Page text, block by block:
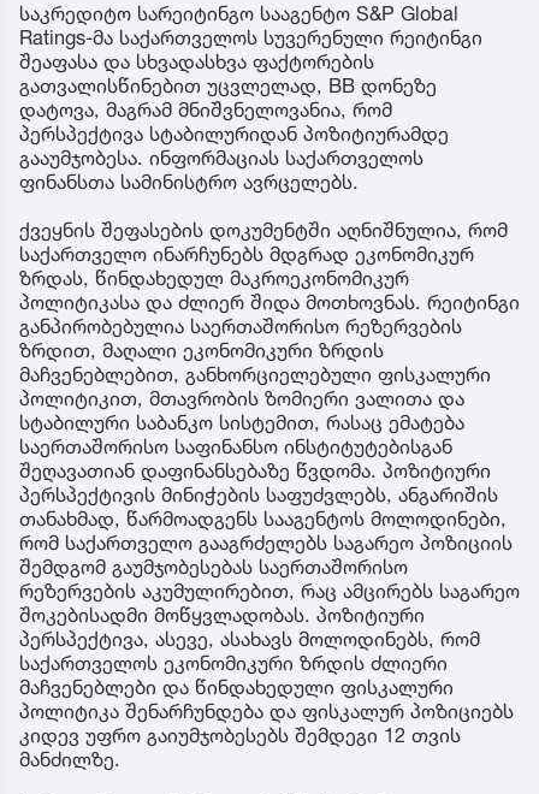
საკრედიტო სარეიტინგო სააგენტო S&P Global
Ratings-მა საქართველოს სუვერენული რეიტინგი
შეაფასა და სხვადასხვა ფაქტორების
გათვალისწინებით უცვლელად, BB დონეზე
დატოვა, მაგრამ მნიშვნელოვანია, რომ
პერსპექტივა სტაბილურიდან პოზიტიურამდე
გააუმჯობესა. ინფორმაციას საქართველოს
ფინანსთა სამინისტრო ავრცელებს.
ქვეყნის შეფასების დოკუმენტში აღნიშნულია, რომ
საქართველო ინარჩუნებს მდგრად ეკონომიკურ
ზრდას, წინდახედულ მაკროეკონომიკურ
პოლიტიკასა და ძლიერ შიდა მოთხოვნას. რეიტინგი
განპირობებულია საერთაშორისო რეზერვების
ზრდით, მაღალი ეკონომიკური ზრდის
მაჩვენებლებით, განხორციელებული ფისკალური
პოლიტიკით, მთავრობის ზომიერი ვალითა და
სტაბილური საბანკო სისტემით, რასაც ემატება
საერთაშორისო საფინანსო ინსტიტუტებისგან
შეღავათიან დაფინანსებაზე წვდომა. პოზიტიური
პერსპექტივის მინიჭების საფუძვლებს, ანგარიშის
თანახმად, წარმოადგენს სააგენტოს მოლოდინები,
რომ საქართველო გააგრძელებს საგარეო პოზიციის
შემდგომ გაუმჯობესებას საერთაშორისო
რეზერვების აკუმულირებით, რაც ამცირებს საგარეო
შოკებისადმი მოწყვლადობას. პოზიტიური
პერსპექტივა, ასევე, ასახავს მოლოდინებს, რომ
საქართველოს ეკონომიკური ზრდის ძლიერი
მაჩვენებლები და წინდახედული ფისკალური
პოლიტიკა შენარჩუნდება და ფისკალურ პოზიციებს
კიდევ უფრო გაიუმჯობესებს შემდეგი 12 თვის
მანძილზე.